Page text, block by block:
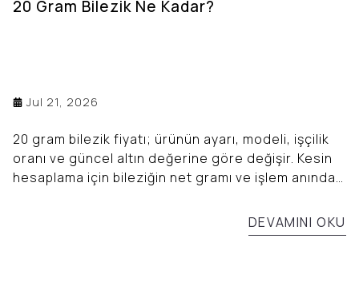
20 Gram Bilezik Ne Kadar?
Jul 21, 2026
20 gram bilezik fiyatı; ürünün ayarı, modeli, işçilik
oranı ve güncel altın değerine göre değişir. Kesin
hesaplama için bileziğin net gramı ve işlem anındaki
DEVAMINI OKU